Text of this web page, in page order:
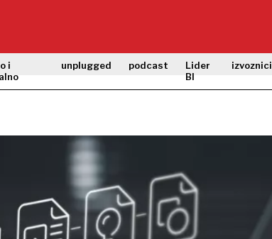
i
unplugged podcast
Lider
BI
izvoznici